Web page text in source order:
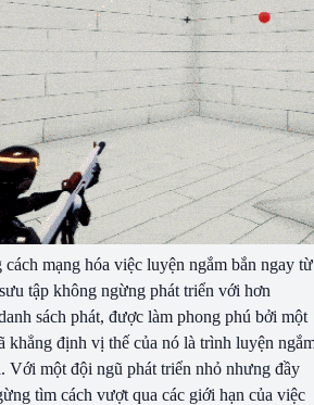
cách mạng hóa việc luyện ngắm bắn ngay từ
tập không ngừng phát triển với hơn
sách phát, được làm phong phú bởi một
khẳng định vị thế của nó là trình luyện
Với một đội ngũ phát triển nhỏ nhưng đầy
tìm cách vượt qua các giới hạn của việc